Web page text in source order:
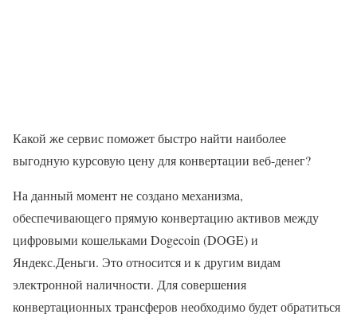
Какой же сервис поможет быстро найти наиболее
выгодную курсовую цену для конвертации веб-денег?
На данный момент не создано механизма,
обеспечивающего прямую конвертацию активов между
цифровыми кошельками Dogecoin (DOGE) и
Яндекс.Деньги. Это относится и к другим видам
электронной наличности. Для совершения
конвертационных трансферов необходимо будет обратиться